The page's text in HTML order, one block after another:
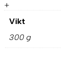
m
ä
g
d
+
Vikt
300 g